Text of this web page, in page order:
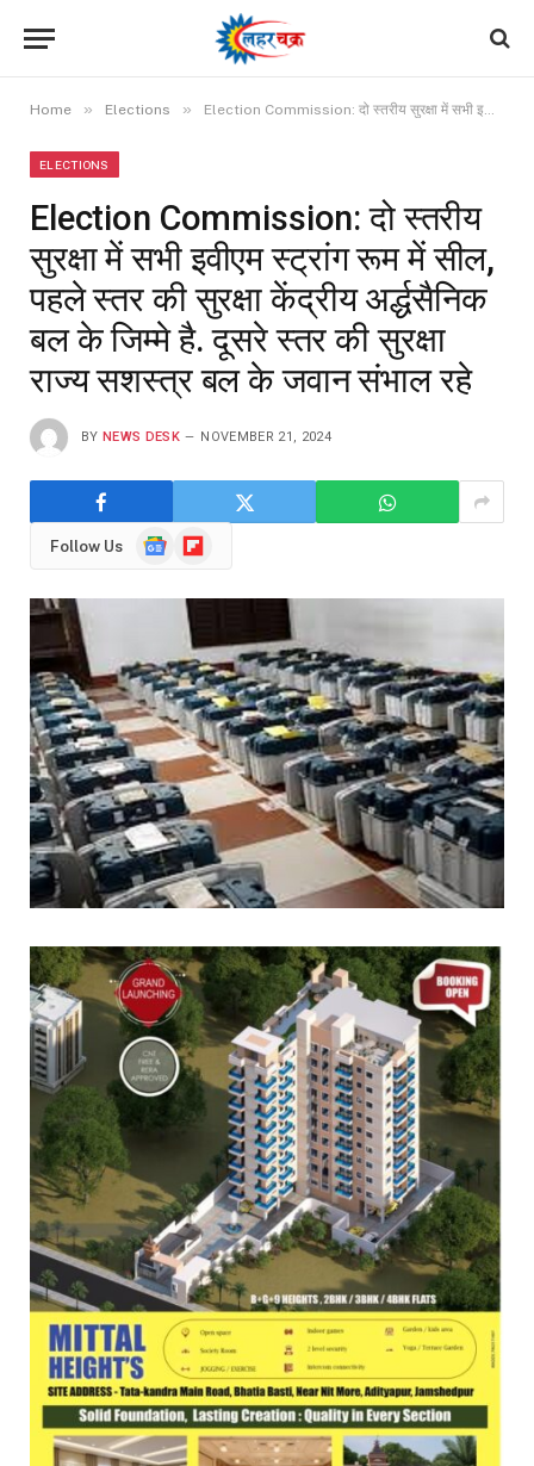
Home » Elections » Election Commission: दो स्तरीय सुरक्षा में सभी इवीएम स्ट्रांग रूम में सील, पहले स्तर की सुरक्षा केंद्रीय अर्द्धसैनिक बल के जिम्मे है. दूसरे स्तर की सुरक्षा राज्य सशस्त्र बल के जवान संभाल रहे
ELECTIONS
Election Commission: दो स्तरीय
सुरक्षा में सभी इवीएम स्ट्रांग रूम में सील,
पहले स्तर की सुरक्षा केंद्रीय अर्द्धसैनिक
बल के जिम्मे है. दूसरे स्तर की सुरक्षा
राज्य सशस्त्र बल के जवान संभाल रहे
BY NEWS DESK NOVEMBER 21, 2024
Follow Us
GoogleFlipboard